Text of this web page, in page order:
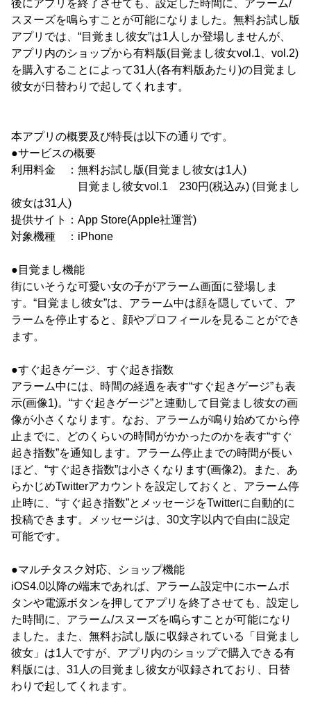
後にアプリを終了させても、設定した時間に、アラーム/
スヌーズを鳴らすことが可能になりました。無料お試し版
アプリでは、“目覚まし彼女”は1人しか登場しませんが、
アプリ内のショップから有料版(目覚まし彼女vol.1、vol.2)
を購入することによって31人(各有料版あたり)の目覚まし
彼女が日替わりで起してくれます。
本アプリの概要及び特長は以下の通りです。
●サービスの概要
利用料金 ：無料お試し版(目覚まし彼女は1人)
目覚まし彼女vol.1 230円(税込み) (目覚まし
彼女は31人)
提供サイト：App Store(Apple社運営)
対象機種 ：iPhone
●目覚まし機能
街にいそうな可愛い女の子がアラーム画面に登場しま
す。“目覚まし彼女”は、アラーム中は顔を隠していて、ア
ラームを停止すると、顔やプロフィールを見ることができ
ます。
●すぐ起きゲージ、すぐ起き指数
アラーム中には、時間の経過を表す“すぐ起きゲージ”も表
示(画像1)。“すぐ起きゲージ”と連動して目覚まし彼女の画
像が小さくなります。なお、アラームが鳴り始めてから停
止までに、どのくらいの時間がかかったのかを表す“すぐ
起き指数”を通知します。アラーム停止までの時間が長い
ほど、“すぐ起き指数”は小さくなります(画像2)。また、あ
らかじめTwitterアカウントを設定しておくと、アラーム停
止時に、“すぐ起き指数”とメッセージをTwitterに自動的に
投稿できます。メッセージは、30文字以内で自由に設定
可能です。
●マルチタスク対応、ショップ機能
iOS4.0以降の端末であれば、アラーム設定中にホームボ
タンや電源ボタンを押してアプリを終了させても、設定し
た時間に、アラーム/スヌーズを鳴らすことが可能になり
ました。また、無料お試し版に収録されている「目覚まし
彼女」は1人ですが、アプリ内のショップで購入できる有
料版には、31人の目覚まし彼女が収録されており、日替
わりで起してくれます。